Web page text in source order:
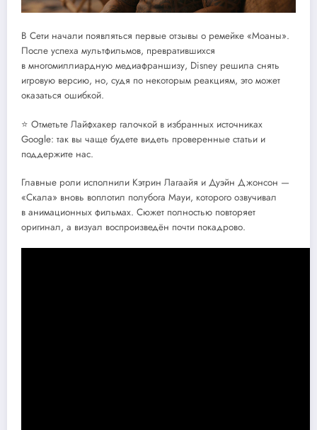
В Сети начали появляться первые отзывы о ремейке «Моаны».
После успеха мультфильмов, превратившихся
в многомиллиардную медиафраншизу, Disney решила снять
игровую версию, но, судя по некоторым реакциям, это может
оказаться ошибкой.
⭐ Отметьте Лайфхакер галочкой в избранных источниках
Google: так вы чаще будете видеть проверенные статьи и
поддержите нас.
Главные роли исполнили Кэтрин Лагаайя и Дуэйн Джонсон —
«Скала» вновь воплотил полубога Мауи, которого озвучивал
в анимационных фильмах. Сюжет полностью повторяет
оригинал, а визуал воспроизведён почти покадрово.